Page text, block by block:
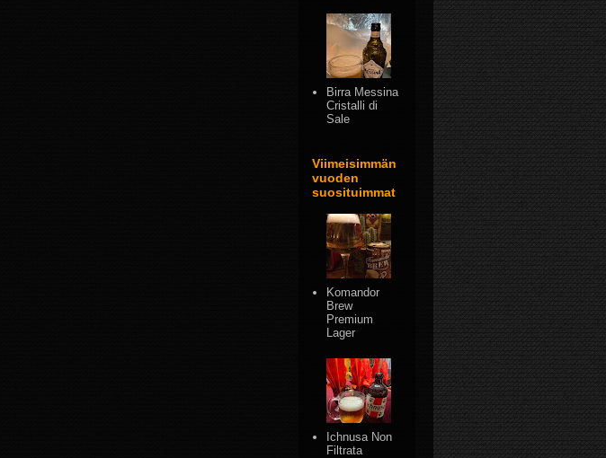
Birra Messina
Cristalli di
Sale
Viimeisimmän
vuoden
suosituimmat
Komandor
Brew
Premium
Lager
Ichnusa Non
Filtrata